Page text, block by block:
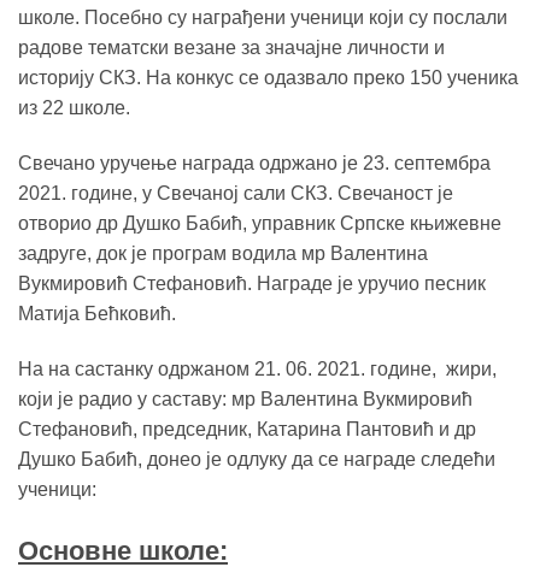
школе. Посебно су награђени ученици који су послали
радове тематски везане за значајне личности и
историју СКЗ. На конкус се одазвало преко 150 ученика
из 22 школе.
Свечано уручење награда одржано је 23. септембра
2021. године, у Свечаној сали СКЗ. Свечаност је
отворио др Душко Бабић, управник Српске књижевне
задруге, док је програм водила мр Валентина
Вукмировић Стефановић. Награде је уручио песник
Матија Бећковић.
На на састанку одржаном 21. 06. 2021. године, жири,
који је радио у саставу: мр Валентина Вукмировић
Стефановић, председник, Катарина Пантовић и др
Душко Бабић, донео је одлуку да се награде следећи
ученици:
Основне школе: